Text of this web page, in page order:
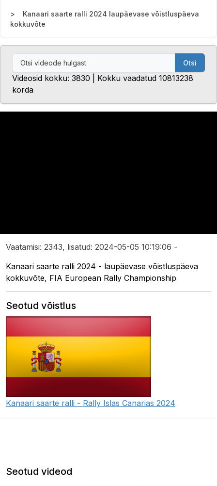
Kanaari saarte ralli 2024 laupäevase võistluspäeva
kokkuvõte
Otsi
Videosid kokku: 3830 | Kokku vaadatud 10813238
korda
Vaatamisi: 2343, lisatud: 2024-05-05 10:19:06 -
Kanaari saarte ralli 2024 - laupäevase võistluspäeva
kokkuvõte, FIA European Rally Championship
Seotud võistlus
Kanaari saarte ralli - Rally Islas Canarias 2024
Seotud videod